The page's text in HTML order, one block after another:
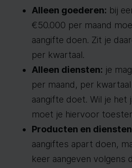
Alleen goederen: bij
€50.000 per maand
aangifte doen. Zit je
per kwartaal.
Alleen diensten: je
per maand, per
aangifte doet. Wil je het
moet je hiervoor
Producten en
aangiftes apart doen,
keer aangeven volgens